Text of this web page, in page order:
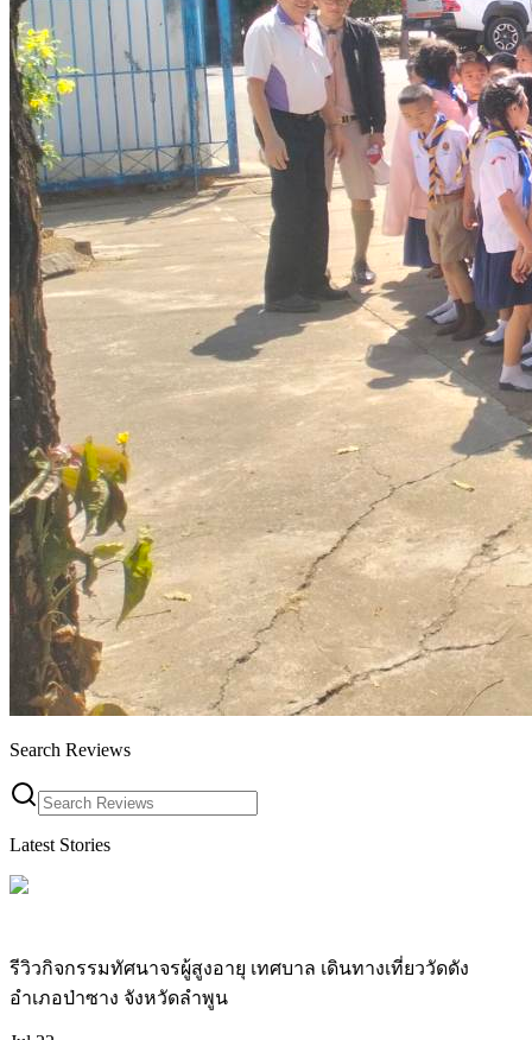
Search Reviews
Latest Stories
รีวิวกิจกรรมทัศนาจรผู้สูงอายุ เทศบาล เดินทางเที่ยววัดดัง
อำเภอป่าซาง จังหวัดลำพูน